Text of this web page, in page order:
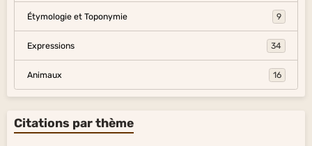
Étymologie et Toponymie 9
Expressions 34
Animaux 16
Citations par thème